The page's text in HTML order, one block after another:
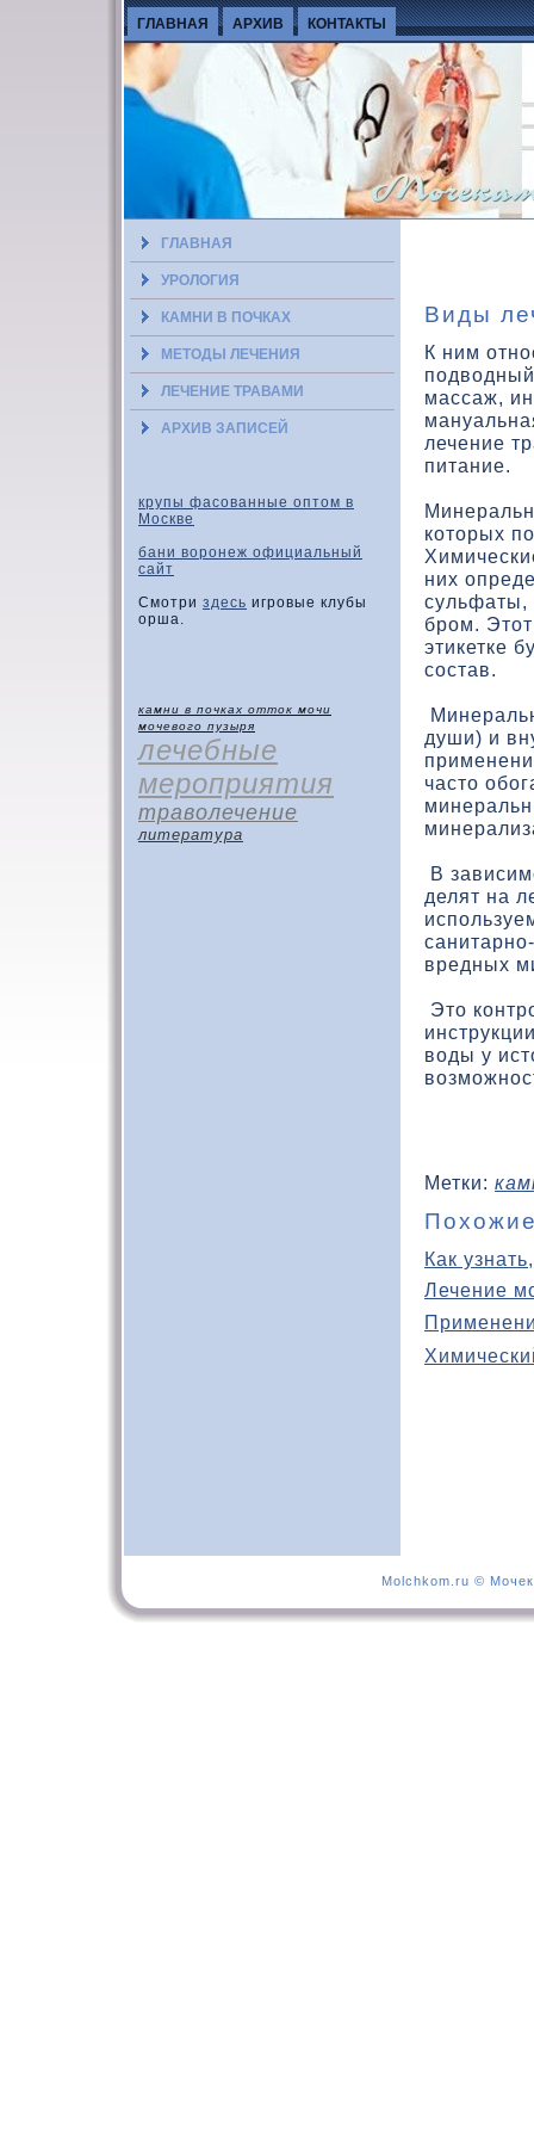
ГЛАВНАЯ АРХИВ КОНТАКТЫ
ГЛАВНАЯ
УРОЛОГИЯ
КАМНИ В ПОЧКАХ
МЕТОДЫ ЛЕЧЕНИЯ
ЛЕЧЕНИЕ ТРАВАМИ
АРХИВ ЗАПИСЕЙ
крупы фасованные оптом в
Москве
бани воронеж официальный
сайт
Смотри здесь игровые клубы
орша.
камни в почках отток мочи
мочевого пузыря
лечебные
мероприятия
траволечение
литература
Виды
К ним
массаж,
лечение
питание.
которых
них
сульфаты,
бром.
этикетке
состав.
души) и
часто
В
делят на
вредных
Это
воды у
Метки:
Как
Лечение
Molchkom.ru ©